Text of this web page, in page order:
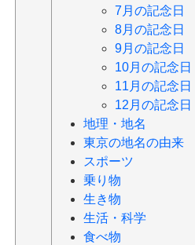
7月の記念日
8月の記念日
9月の記念日
10月の記念日
11月の記念日
12月の記念日
地理・地名
東京の地名の由来
スポーツ
乗り物
生き物
生活・科学
食べ物